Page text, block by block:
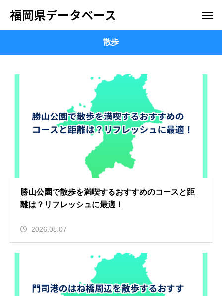
福岡県データベース
散歩
勝山公園で散歩を満喫するおすすめのコースと距
離は？リフレッシュに最適！
2026.08.07